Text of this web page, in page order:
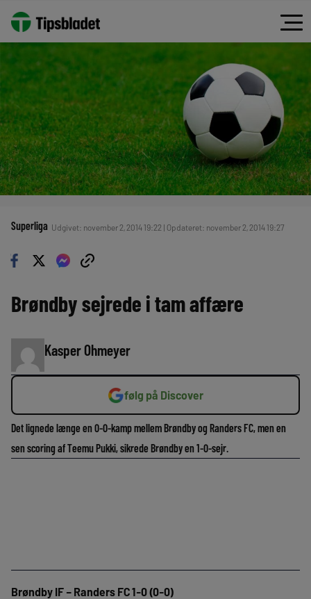
Superliga Udgivet: november 2, 2014 19:22 | Opdateret: november 2, 2014 19:27
Brøndby sejrede i tam affære
Kasper Ohmeyer
følg på Discover
Det lignede længe en 0-0-kamp mellem Brøndby og Randers FC, men en
sen scoring af Teemu Pukki, sikrede Brøndby en 1-0-sejr.
Brøndby IF – Randers FC 1-0 (0-0)